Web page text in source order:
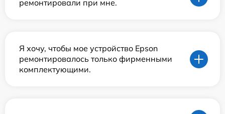
ремонтировали при мне.
Я хочу, чтобы мое устройство Epson
ремонтировалось только фирменными
комплектующими.